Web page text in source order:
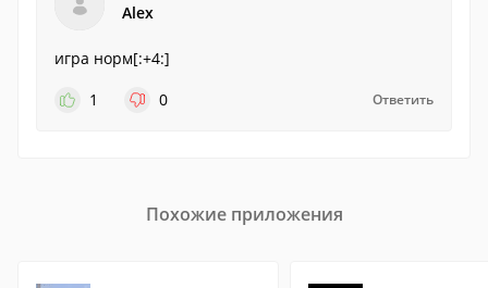
Alex
игра норм[:+4:]
1
0 Ответить
Похожие приложения